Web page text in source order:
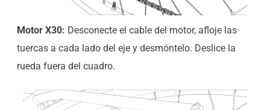
Motor X30: Desconecte el cable del motor, afloje las
tuercas a cada lado del eje y desmóntelo. Deslice la
rueda fuera del cuadro.